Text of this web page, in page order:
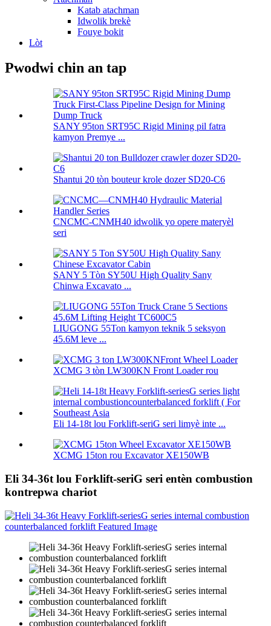
Katab atachman
Idwolik brekè
Fouye bokit
Lòt
Pwodwi chin an tap
SANY 95ton SRT95C Rigid Mining pil fatra
kamyon Premye ...
Shantui 20 tòn bouteur krole dozer SD20-C6
CNCMC-CNMH40 idwolik yo opere materyèl
seri
SANY 5 Tòn SY50U High Quality Sany
Chinwa Excavato ...
LIUGONG 55Ton kamyon teknik 5 seksyon
45.6M leve ...
XCMG 3 tòn LW300KN Front Loader rou
Eli 14-18t lou Forklift-seriG seri limyè inte ...
XCMG 15ton rou Excavator XE150WB
Eli 34-36t lou Forklift-seriG seri entèn combustion
kontrepwa chariot